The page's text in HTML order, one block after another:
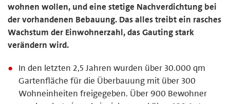
wohnen wollen, und eine stetige Nachverdichtung bei
der vorhandenen Bebauung. Das alles treibt ein rasches
Wachstum der Einwohnerzahl, das Gauting stark
verändern wird.
In den letzten 2,5 Jahren wurden über 30.000 qm
Gartenfläche für die Überbauung mit über 300
Wohneinheiten freigegeben. Über 900 Bewohner